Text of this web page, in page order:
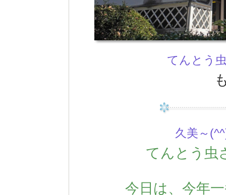
てんとう
久美～
てんとう
今日は、今年